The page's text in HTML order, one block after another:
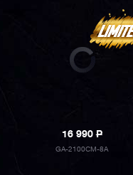
16 990P
GA-2100CM-8A